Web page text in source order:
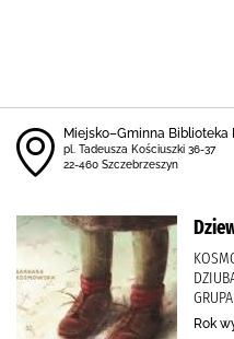
Miejsko–Gminna
pl. Tadeusza Kościuszki 36-37
22-460 Szczebrzeszyn
Rok